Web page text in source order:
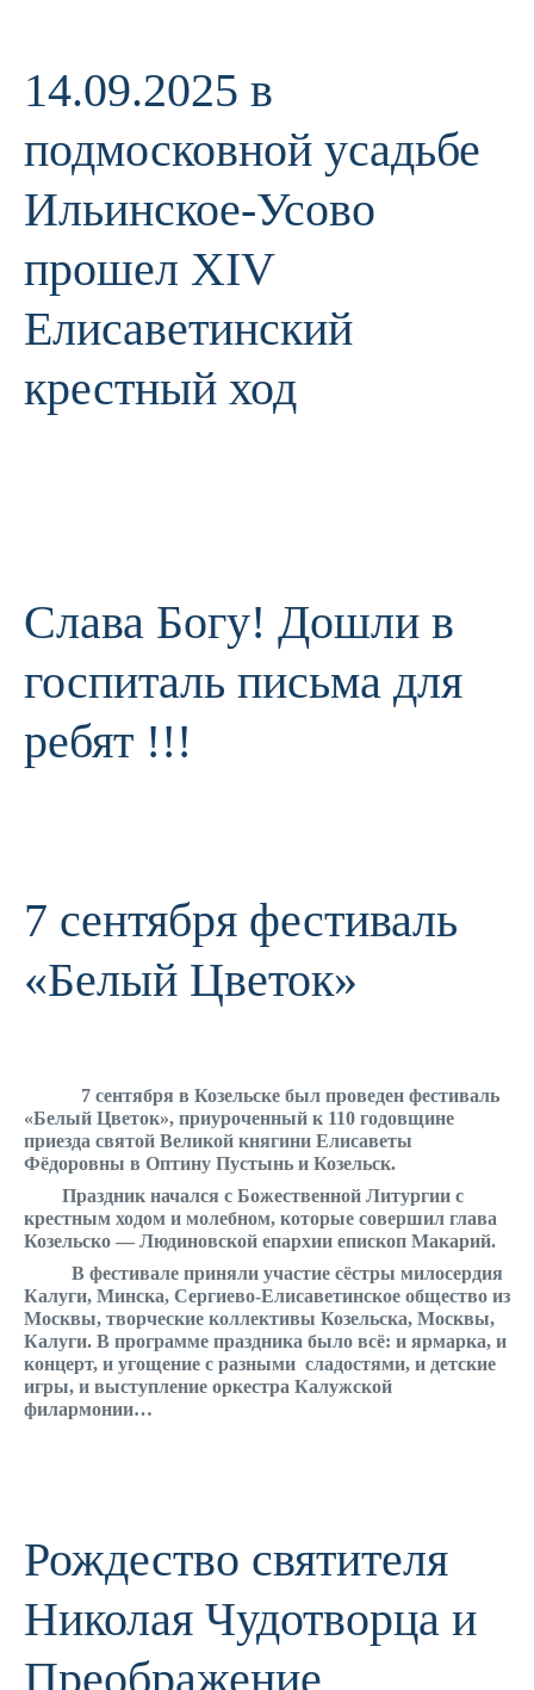
14.09.2025 в
подмосковной усадьбе
Ильинское-Усово
прошел ХIV
Елисаветинский
крестный ход
Слава Богу! Дошли в
госпиталь письма для
ребят !!!
7 сентября фестиваль
«Белый Цветок»
7 сентября в Козельске был проведен фестиваль
«Белый Цветок», приуроченный к 110 годовщине
приезда святой Великой княгини Елисаветы
Фёдоровны в Оптину Пустынь и Козельск.
Праздник начался с Божественной Литургии с
крестным ходом и молебном, которые совершил глава
Козельско — Людиновской епархии епископ Макарий.
В фестивале приняли участие сёстры милосердия
Калуги, Минска, Сергиево-Елисаветинское общество из
Москвы, творческие коллективы Козельска, Москвы,
Калуги. В программе праздника было всё: и ярмарка, и
концерт, и угощение с разными сладостями, и детские
игры, и выступление оркестра Калужской
филармонии…
Рождество святителя
Николая Чудотворца и
Преображение